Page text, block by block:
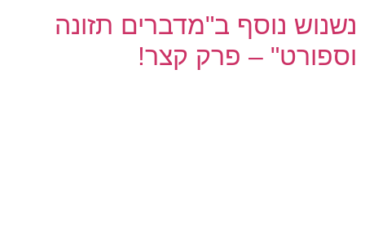
נשנוש נוסף ב"מדברים תזונה
וספורט" – פרק קצר!